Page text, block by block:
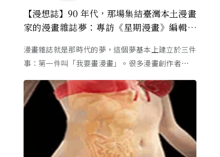
【漫想誌】90 年代，那場集結臺灣本土漫畫
家的漫畫雜誌夢：專訪《星期漫畫》編輯黃
漫畫雜誌就是那時代的夢，這個夢基本上建立於三件
事：第一件叫「我要畫漫畫」。很多漫畫創作者從小
畫畫怎麼活？」